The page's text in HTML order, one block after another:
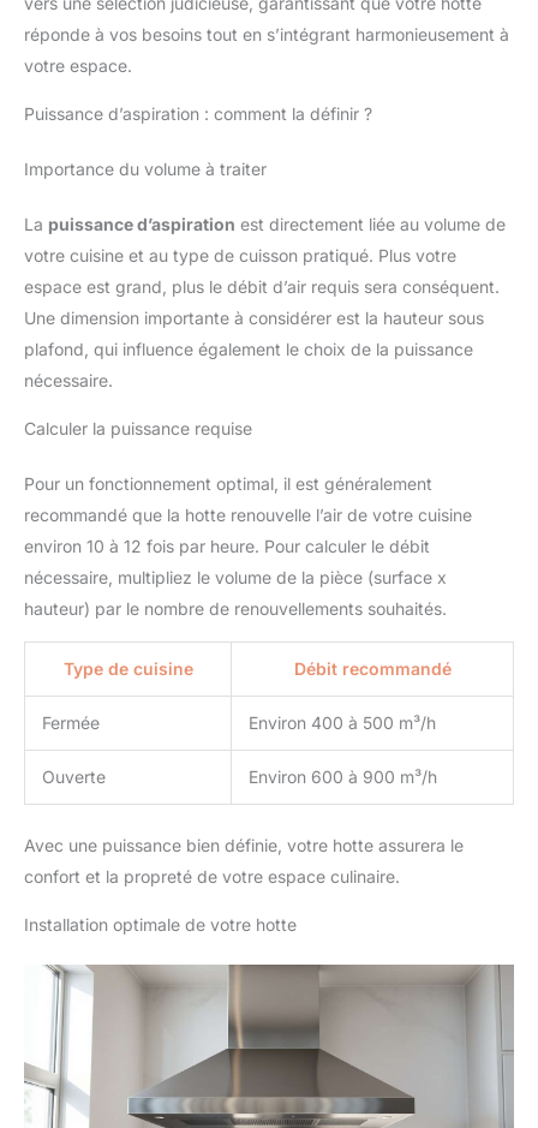
est à votre écoute pour vous
accompagner. Rejoignez les
ont choisi la performance et la
réponde à vos besoins tout en s’intégrant harmonieusement à
votre espace.
Puissance d’aspiration : comment la définir ?
Importance du volume à traiter
La puissance d’aspiration est directement liée au volume de
votre cuisine et au type de cuisson pratiqué. Plus votre
espace est grand, plus le débit d’air requis sera conséquent.
Une dimension importante à considérer est la hauteur sous
plafond, qui influence également le choix de la puissance
nécessaire.
Calculer la puissance requise
Pour un fonctionnement optimal, il est généralement
recommandé que la hotte renouvelle l’air de votre cuisine
environ 10 à 12 fois par heure. Pour calculer le débit
nécessaire, multipliez le volume de la pièce (surface x
hauteur) par le nombre de renouvellements souhaités.
Type de cuisine Débit recommandé
Fermée Environ 400 à 500 m³/h
Ouverte Environ 600 à 900 m³/h
Avec une puissance bien définie, votre hotte assurera le
confort et la propreté de votre espace culinaire.
Installation optimale de votre hotte